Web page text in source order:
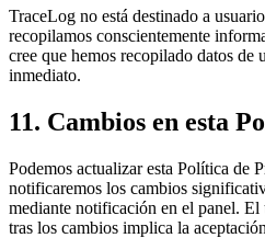
TraceLog no está destinado a
recopilamos conscientemente
cree que hemos recopilado datos de
inmediato.
11. Cambios en esta
Podemos actualizar esta Política de
notificaremos los cambios
mediante notificación en el panel.
tras los cambios implica la